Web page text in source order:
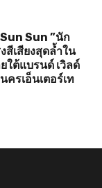
Sun ”นัก
สีเสียงสุดล้ำใน
ต้แบรนด์ เวิลด์
ครเอ็นเตอร์เท